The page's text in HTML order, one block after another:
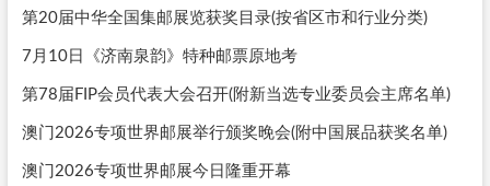
第20届中华全国集邮展览获奖目录(按省区市和行业分类)
7月10日《济南泉韵》特种邮票原地考
第78届FIP会员代表大会召开(附新当选专业委员会主席名单)
澳门2026专项世界邮展举行颁奖晚会(附中国展品获奖名单)
澳门2026专项世界邮展今日隆重开幕